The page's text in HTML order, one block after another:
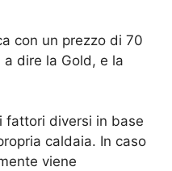
con un prezzo di 70
a dire la Gold, e la
fattori diversi in base
caldaia. In caso
viene